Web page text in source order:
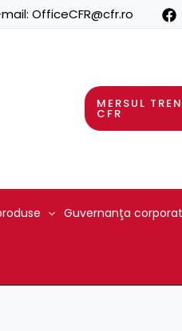
OfficeCFR@cfr.ro
MERSUL
CFR
Guvernanţa